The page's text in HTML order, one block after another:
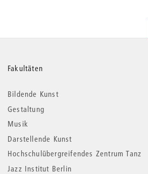
Weitere
Informationen
Fakultäten
Bildende Kunst
Gestaltung
Musik
Darstellende Kunst
Hochschulübergreifendes Zentrum Tanz
Jazz Institut Berlin